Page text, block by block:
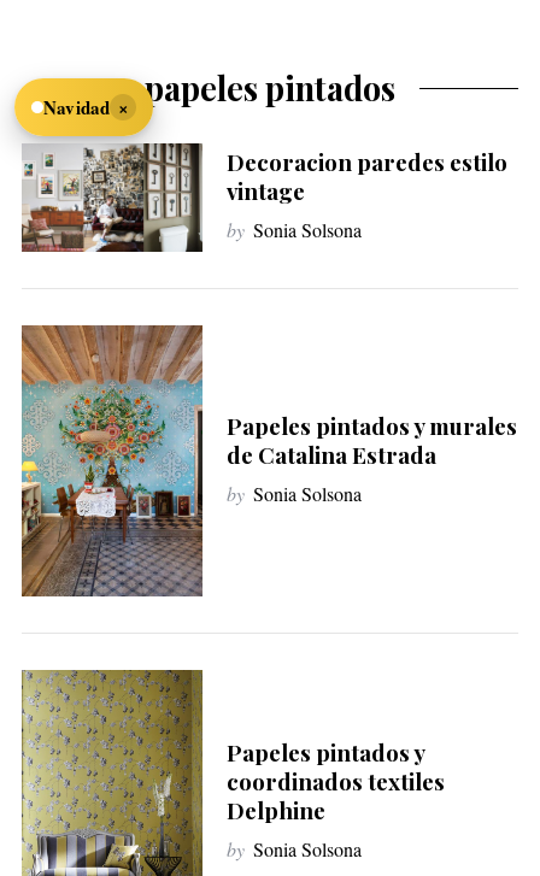
papeles pintados
Decoracion paredes estilo
vintage
by Sonia Solsona
Papeles pintados y murales
de Catalina Estrada
by Sonia Solsona
Papeles pintados y
coordinados textiles
Delphine
by Sonia Solsona
Navidad ×